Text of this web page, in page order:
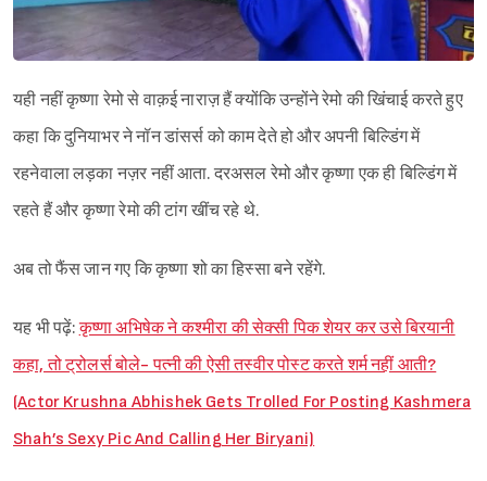
यही नहीं कृष्णा रेमो से वाक़ई नाराज़ हैं क्योंकि उन्होंने रेमो की खिंचाई करते हुए
कहा कि दुनियाभर ने नॉन डांसर्स को काम देते हो और अपनी बिल्डिंग में
रहनेवाला लड़का नज़र नहीं आता. दरअसल रेमो और कृष्णा एक ही बिल्डिंग में
रहते हैं और कृष्णा रेमो की टांग खींच रहे थे.
अब तो फैंस जान गए कि कृष्णा शो का हिस्सा बने रहेंगे.
यह भी पढ़ें:कृष्णा अभिषेक ने कश्मीरा की सेक्सी पिक शेयर कर उसे बिरयानी
कहा, तो ट्रोलर्स बोले- पत्नी की ऐसी तस्वीर पोस्ट करते शर्म नहीं आती?
(Actor Krushna Abhishek Gets Trolled For Posting Kashmera
Shah’s Sexy Pic And Calling Her Biryani)